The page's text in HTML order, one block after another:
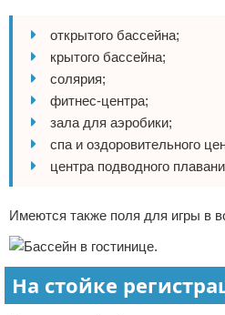
открытого бассейна;
крытого бассейна;
солярия;
фитнес-центра;
зала для аэробики;
спа и оздоровительного
центра подводного
Имеются также поля для игры в
На стойке